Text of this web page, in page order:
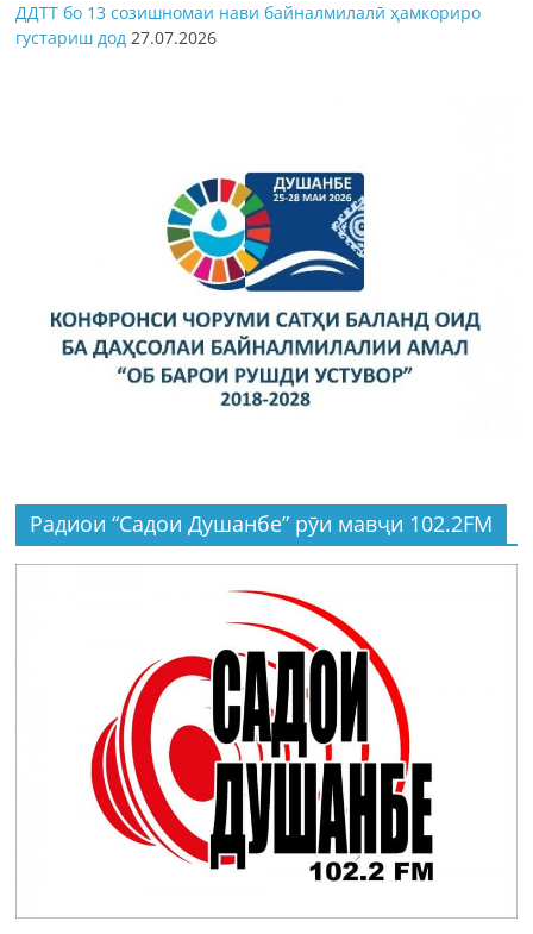
ДДТТ бо 13 созишномаи нави байналмилалӣ ҳамкориро
густариш дод 27.07.2026
Радиои “Садои Душанбе” рӯи мавҷи 102.2FM